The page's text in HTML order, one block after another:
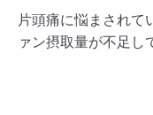
片頭痛に悩まされて
ァン摂取量が不足し